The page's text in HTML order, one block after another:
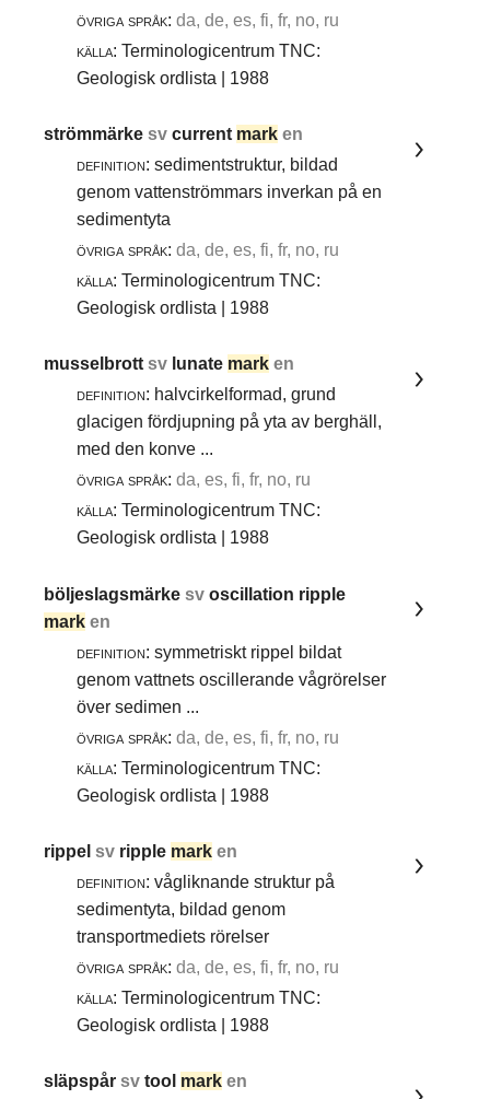
övriga språk: da, de, es, fi, fr, no, ru
källa: Terminologicentrum TNC:
Geologisk ordlista | 1988
strömmärkesvcurrent mark en
definition: sedimentstruktur, bildad
genom vattenströmmars inverkan på en
sedimentyta
övriga språk: da, de, es, fi, fr, no, ru
källa: Terminologicentrum TNC:
Geologisk ordlista | 1988
musselbrottsv lunate mark en
definition: halvcirkelformad, grund
glacigen fördjupning på yta av berghäll,
med den konve ...
övriga språk: da, es, fi, fr, no, ru
källa: Terminologicentrum TNC:
Geologisk ordlista | 1988
böljeslagsmärkesvoscillation ripple
mark en
definition: symmetriskt rippel bildat
genom vattnets oscillerande vågrörelser
över sedimen ...
övriga språk: da, de, es, fi, fr, no, ru
källa: Terminologicentrum TNC:
Geologisk ordlista | 1988
rippelsv ripple mark en
definition: vågliknande struktur på
sedimentyta, bildad genom
transportmediets rörelser
övriga språk: da, de, es, fi, fr, no, ru
källa: Terminologicentrum TNC:
Geologisk ordlista | 1988
släpspårsvtool mark en